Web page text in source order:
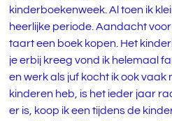
kinderboekenweek. Al toen ik
heerlijke periode. Aandacht
taart een boek kopen. Het
je erbij kreeg vond ik helemaal
en werk als juf kocht ik ook vaak
kinderen heb, is het ieder jaar
er is, koop ik een tijdens de